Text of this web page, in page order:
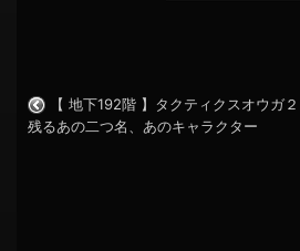
【 地下192階 】タクティクスオウガ
残るあの二つ名、あのキャラクター